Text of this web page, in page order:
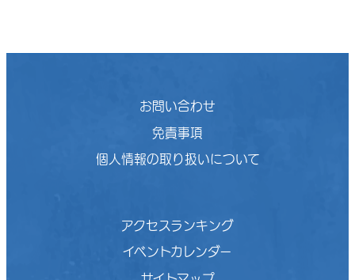
お問い合わせ
免責事項
個人情報の取り扱いについて
アクセスランキング
イベントカレンダー